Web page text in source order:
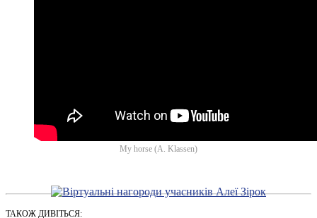
My horse (A. Klassen)
ТАКОЖ ДИВІТЬСЯ: